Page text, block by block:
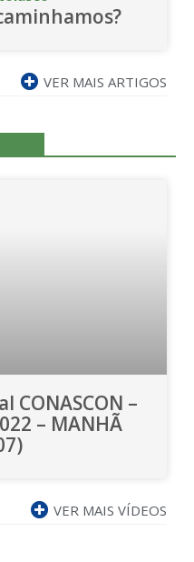
VER MAIS ARTIGOS
CONASCON –
– MANHÃ
VER MAIS VÍDEOS